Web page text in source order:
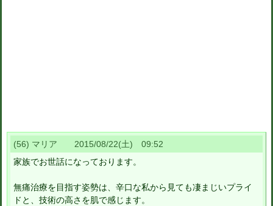
(56) マリア 2015/08/22(土) 09:52
家族でお世話になっております。
無痛治療を目指す姿勢は、辛口な私から見ても凄まじいプライ
ドと、技術の高さを肌で感じます。